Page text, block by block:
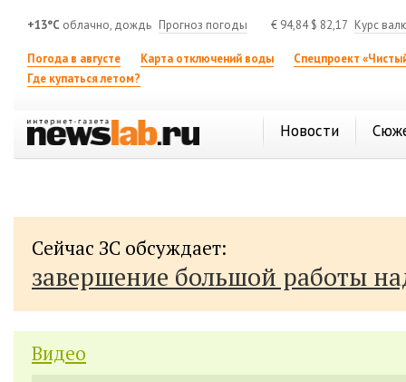
+13°C облачно, дождь Прогноз погоды € 94,84$ 82,17 Курс
Погода в августе Карта отключений воды
Спецпроект
Где купаться летом?
Новости
Сейчас ЗС обсуждает:
завершение большой работы
Видео